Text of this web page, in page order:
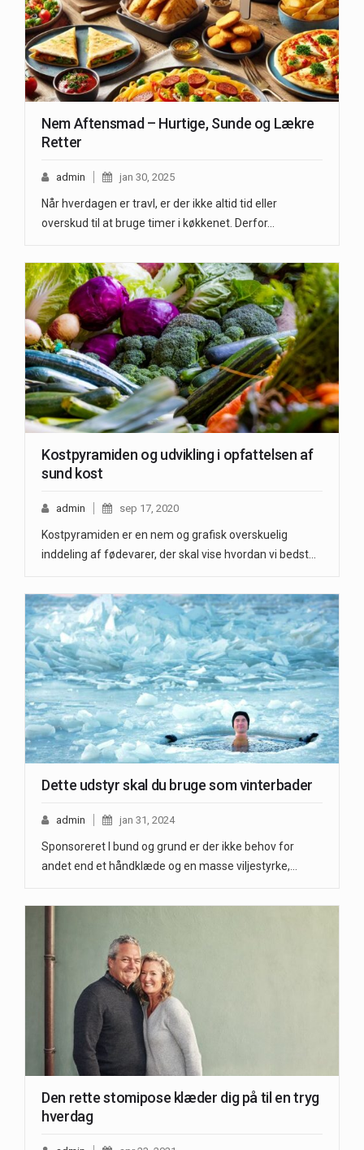
Nem Aftensmad – Hurtige, Sunde og Lækre
Retter
admin jan 30, 2025
Når hverdagen er travl, er der ikke altid tid eller
overskud til at bruge timer i køkkenet. Derfor…
Kostpyramiden og udvikling i opfattelsen af
sund kost
admin sep 17, 2020
Kostpyramiden er en nem og grafisk overskuelig
inddeling af fødevarer, der skal vise hvordan vi bedst…
Dette udstyr skal du bruge som vinterbader
admin jan 31, 2024
Sponsoreret I bund og grund er der ikke behov for
andet end et håndklæde og en masse viljestyrke,…
Den rette stomipose klæder dig på til en tryg
hverdag